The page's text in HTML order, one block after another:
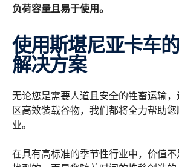
负荷容量且易于使用。
使用斯堪尼亚卡车的农业运输
解决方案
无论您是需要人道且安全的牲畜运输
区高效装载谷物，我们都将全力帮助
业。
在具有高标准的季节性行业中，价值